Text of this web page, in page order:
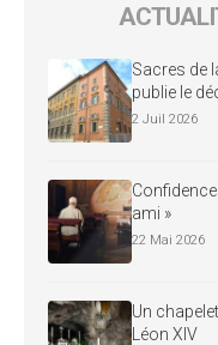
Sacres de
publie le
2 Juil 2026
ami »
22 Mai 2026
Un
Léon XIV